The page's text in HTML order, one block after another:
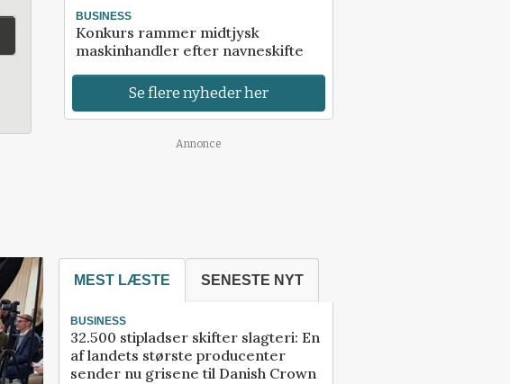
BUSINESS
Konkurs rammer midtjysk
maskinhandler efter navneskifte
Se flere nyheder her
Annonce
MEST LÆSTE SENESTE NYT
BUSINESS
32.500 stipladser skifter slagteri: En
af landets største producenter
sender nu grisene til Danish Crown